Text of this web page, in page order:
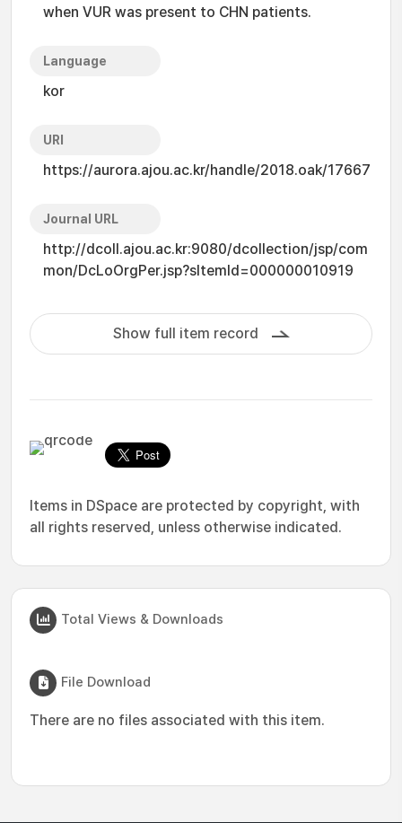
when VUR was present to CHN patients.
Language
kor
URI
https://aurora.ajou.ac.kr/handle/2018.oak/17667
Journal URL
http://dcoll.ajou.ac.kr:9080/dcollection/jsp/com
mon/DcLoOrgPer.jsp?sItemId=000000010919
Show full item record
Items in DSpace are protected by copyright, with
all rights reserved, unless otherwise indicated.
Total Views & Downloads
File Download
There are no files associated with this item.